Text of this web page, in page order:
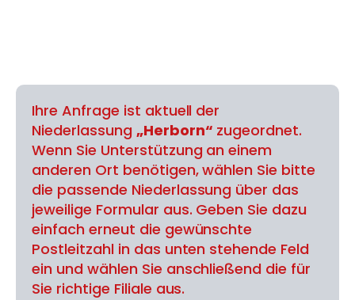
Ihre Anfrage ist aktuell der
Niederlassung „Herborn“ zugeordnet.
Wenn Sie Unterstützung an einem
anderen Ort benötigen, wählen Sie bitte
die passende Niederlassung über das
jeweilige Formular aus. Geben Sie dazu
einfach erneut die gewünschte
Postleitzahl in das unten stehende Feld
ein und wählen Sie anschließend die für
Sie richtige Filiale aus.